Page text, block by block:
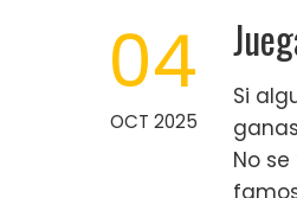
04
OCT 2025
Si
No